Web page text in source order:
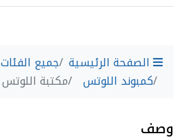
الصفحة الرئيسية جميع الفئات
كمبوند اللوتس
مكتبة اللوتس
وصف